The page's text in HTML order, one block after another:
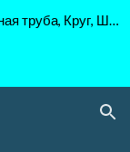
Skip to navigation
Металл в Ташкенте в Телеграмм ( Профильная труба, Круг, Шестигранник Ст45, 40Х, )